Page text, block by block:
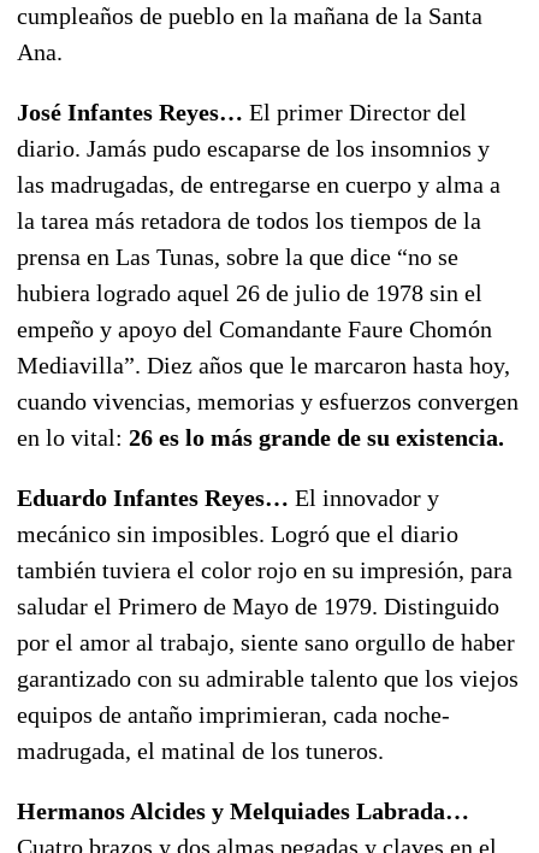
cumpleaños de pueblo en la mañana de la Santa
Ana.
José Infantes Reyes… El primer Director del
diario. Jamás pudo escaparse de los insomnios y
las madrugadas, de entregarse en cuerpo y alma a
la tarea más retadora de todos los tiempos de la
prensa en Las Tunas, sobre la que dice “no se
hubiera logrado aquel 26 de julio de 1978 sin el
empeño y apoyo del Comandante Faure Chomón
Mediavilla”. Diez años que le marcaron hasta hoy,
cuando vivencias, memorias y esfuerzos convergen
en lo vital: 26 es lo más grande de su existencia.
Eduardo Infantes Reyes… El innovador y
mecánico sin imposibles. Logró que el diario
también tuviera el color rojo en su impresión, para
saludar el Primero de Mayo de 1979. Distinguido
por el amor al trabajo, siente sano orgullo de haber
garantizado con su admirable talento que los viejos
equipos de antaño imprimieran, cada noche-
madrugada, el matinal de los tuneros.
Hermanos Alcides y Melquiades Labrada…
Cuatro brazos y dos almas pegadas y claves en el